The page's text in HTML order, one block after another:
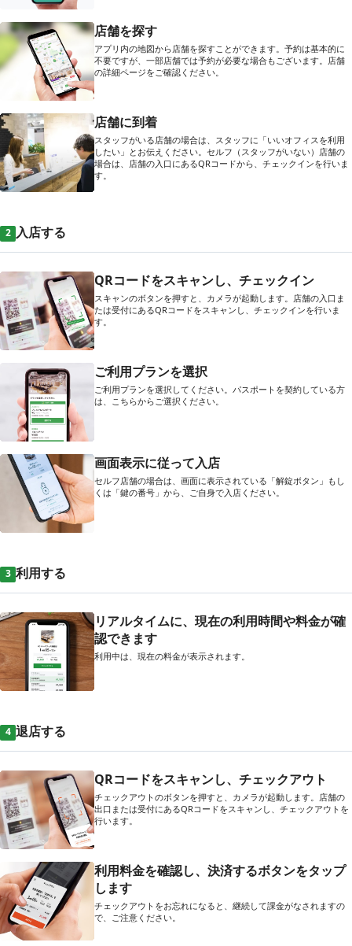
店舗を探す
アプリ内の地図から店舗を探すことができます。予約は基本的に
不要ですが、一部店舗では予約が必要な場合もございます。店舗
の詳細ページをご確認ください。
店舗に到着
スタッフがいる店舗の場合は、スタッフに「いいオフィスを利用
したい」とお伝えください。セルフ（スタッフがいない）店舗の
場合は、店舗の入口にあるQRコードから、チェックインを行いま
す。
2 入店する
QRコードをスキャンし、チェックイン
スキャンのボタンを押すと、カメラが起動します。店舗の入口ま
たは受付にあるQRコードをスキャンし、チェックインを行いま
す。
ご利用プランを選択
ご利用プランを選択してください。パスポートを契約している方
は、こちらからご選択ください。
画面表示に従って入店
セルフ店舗の場合は、画面に表示されている「解錠ボタン」もし
くは「鍵の番号」から、ご自身で入店ください。
3 利用する
リアルタイムに、現在の利用時間や料金が確
認できます
利用中は、現在の料金が表示されます。
4 退店する
QRコードをスキャンし、チェックアウト
チェックアウトのボタンを押すと、カメラが起動します。店舗の
出口または受付にあるQRコードをスキャンし、チェックアウトを
行います。
利用料金を確認し、決済するボタンをタップ
します
チェックアウトをお忘れになると、継続して課金がなされますの
で、ご注意ください。